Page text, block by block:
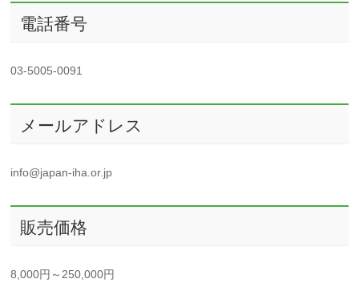
電話番号
03-5005-0091
メールアドレス
info@japan-iha.or.jp
販売価格
8,000円～250,000円